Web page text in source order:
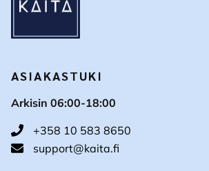
ASIAKASTUKI
Arkisin 06:00-18:00
+358 10 583 8650
support@kaita.fi